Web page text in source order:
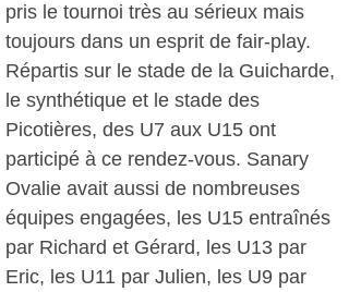
pris le tournoi très au sérieux mais
toujours dans un esprit de fair-play.
Répartis sur le stade de la Guicharde,
le synthétique et le stade des
Picotières, des U7 aux U15 ont
participé à ce rendez-vous. Sanary
Ovalie avait aussi de nombreuses
équipes engagées, les U15 entraînés
par Richard et Gérard, les U13 par
Eric, les U11 par Julien, les U9 par